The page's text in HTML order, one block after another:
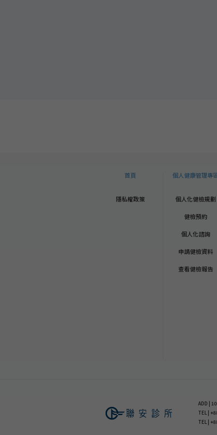
首頁
隱私權政策
個人健康管理專
個人化健檢規劃
健檢預約
個人化諮詢
申請健檢資料
查看健檢報告
ADD |
TEL |
TEL |